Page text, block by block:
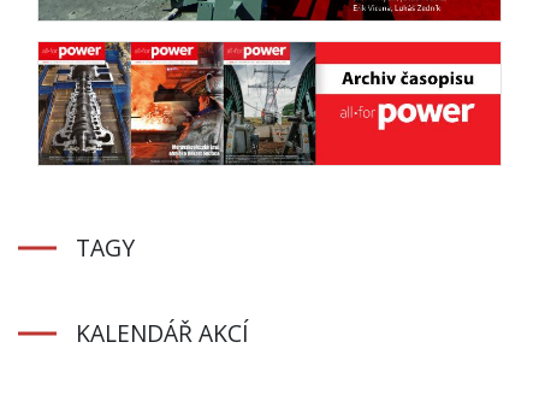
TAGY
KALENDÁŘ AKCÍ